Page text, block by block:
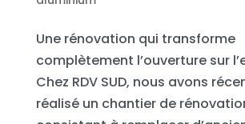
Une rénovation qui transforme
complètement l’ouverture sur
Chez RDV SUD, nous avons
réalisé un chantier de